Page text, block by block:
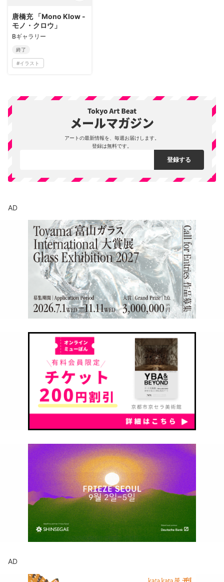
唐橋充 「Mono Klow -
モノ・クロウ」
Bギャラリー
終了
#イラスト
アートの最新情報を、毎週お届けします。
登録は無料です。
AD
AD